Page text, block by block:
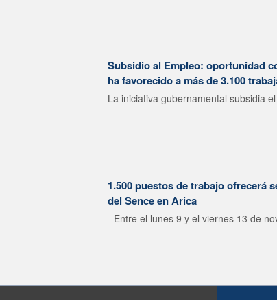
Subsidio al Empleo: oportunidad
ha favorecido a más de 3.100
La iniciativa gubernamental subsidia
1.500 puestos de trabajo ofrecerá
del Sence en Arica
- Entre el lunes 9 y el viernes 13 de